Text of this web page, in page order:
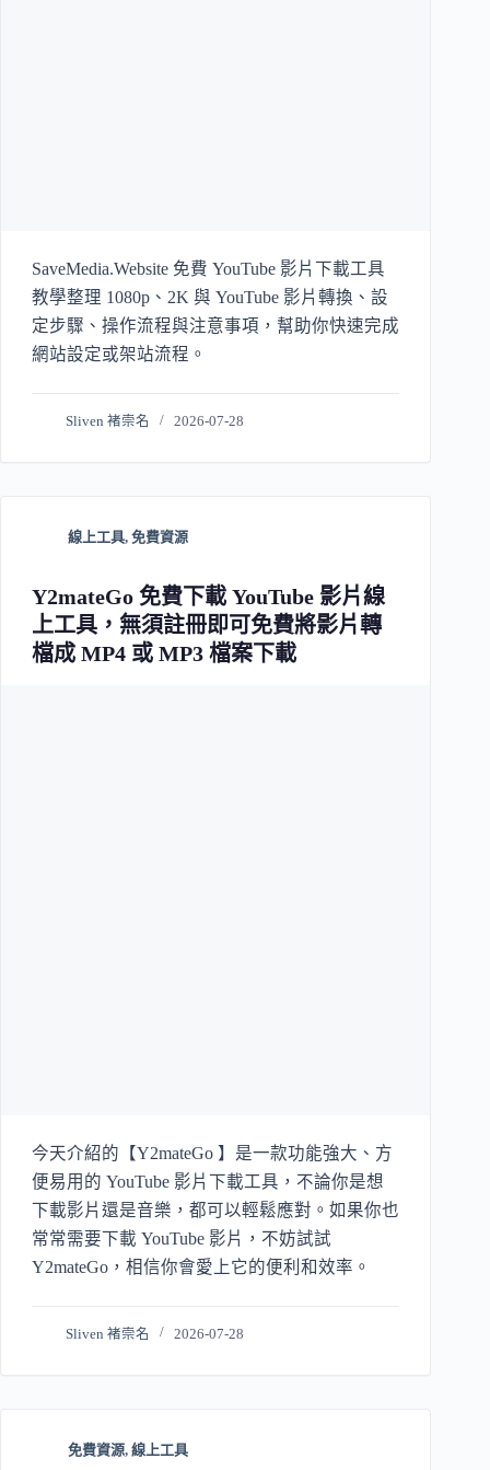
SaveMedia.Website 免費 YouTube 影片下載工具
教學整理 1080p、2K 與 YouTube 影片轉換、設
定步驟、操作流程與注意事項，幫助你快速完成
網站設定或架站流程。
Sliven 褚崇名 2026-07-28
線上工具, 免費資源
Y2mateGo 免費下載 YouTube 影片線
上工具，無須註冊即可免費將影片轉
檔成 MP4 或 MP3 檔案下載
今天介紹的【Y2mateGo 】是一款功能強大、方
便易用的 YouTube 影片下載工具，不論你是想
下載影片還是音樂，都可以輕鬆應對。如果你也
常常需要下載 YouTube 影片，不妨試試
Y2mateGo，相信你會愛上它的便利和效率。
Sliven 褚崇名 2026-07-28
免費資源, 線上工具